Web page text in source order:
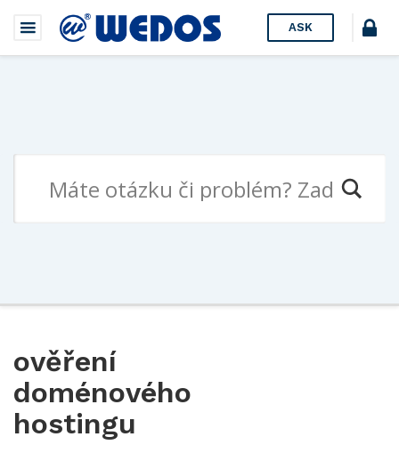
ASK
ověření
doménového
hostingu